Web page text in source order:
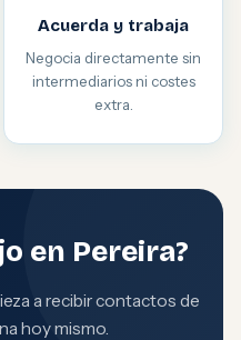
Acuerda y trabaja
Negocia directamente sin
intermediarios ni costes
extra.
en Pereira?
a recibir contactos de
hoy mismo.